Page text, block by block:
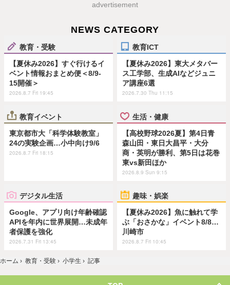
advertisement
NEWS CATEGORY
教育・受験
【夏休み2026】すぐ行けるイ
ベント情報おまとめ便＜8/9-
15開催＞
2026.8.7 Fri 19:45
教育ICT
【夏休み2026】東大メタバー
ス工学部、生成AIなどジュニ
ア講座6選
2026.7.30 Thu 11:15
教育イベント
東京都市大「科学体験教室」
24の実験企画…小中向け9/6
2026.8.7 Fri 18:15
生活・健康
【高校野球2026夏】第4日青
森山田・東日大昌平・大分
商・英明が勝利、第5日は花巻
東vs新田ほか
2026.8.9 Sun 9:15
デジタル生活
Google、アプリ向け年齢確認
APIを年内に世界展開…未成年
者保護を強化
2026.7.31 Fri 13:45
趣味・娯楽
【夏休み2026】魚に触れて学
ぶ「おさかな」イベント8/8…
川崎市
2026.8.7 Fri 10:45
ホーム › 教育・受験 › 小学生 › 記事